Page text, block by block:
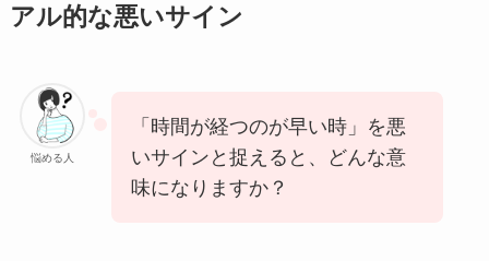
アル的な悪いサイン
悩める人
「時間が経つのが早い時」を悪
いサインと捉えると、どんな意
味になりますか？